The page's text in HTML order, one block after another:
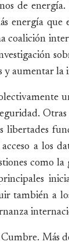
de
energía
coalición
y aumentar la
libertades
a los
como
también a
Cumbre. Más